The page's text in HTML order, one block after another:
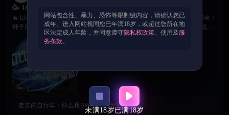
🥳 18禁宝可梦 | 巅峰神兽时拉比限时返场！
🔥 以时光为契，为守护而战！幻之宝可梦时拉比携时空逆转之力破空归来！
种子炸弹覆战域，时空回溯改胜负！ ► 时拉比限时返场：六维均衡，战术
全能 ► 至臻时装「时间侠盗」同步上线 ► 专属橙携「索尔合体器」登
场，提升续航与技能衔接 ► 种子炸弹 + 时空回溯，攻防一体掌控战场节奏
🎯 互动活动 1. 截取时拉比的战斗状态图片 2. 在本贴评论区附图进行留言
3. 参与者将获得《18禁宝可梦》专属兑换码礼包一份！ 🙌 时空相逢，羁绊
永存，静待各位训练家的故事与高光截图，愿时空之力，与你并肩同行！
老实的自行车： 那么我70抽还没抽到的算啥？
网站包含性、暴力、恐怖等限制级内容，请确认您已
成年。进入网站视同您已年满18岁，或超过您所在地
区法定成人年龄，并同意遵守隐私权政策、使用及 服
务条款。
未满18岁已满18岁